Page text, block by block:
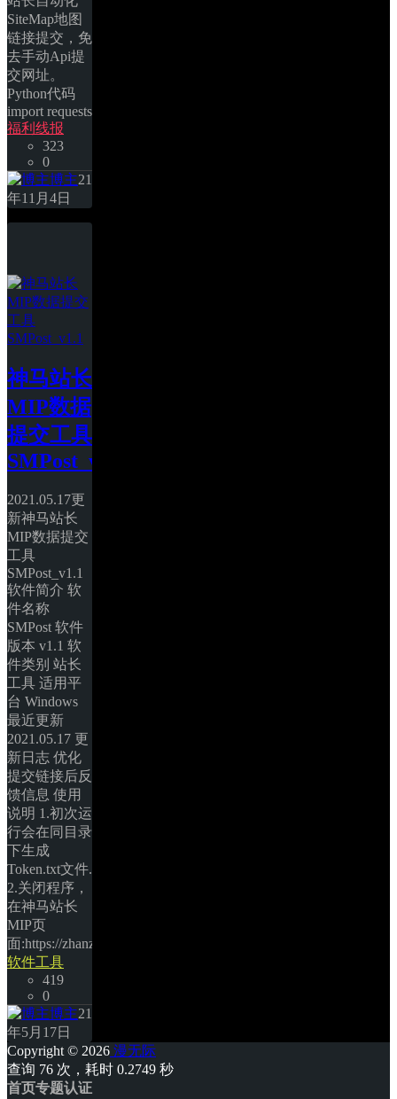
SiteMap地图
链接提交，免
去手动Api提
交网址。
Python代码
import requests import re def bing(urls): …
福利线报
323
0
博主21
年11月4日
神马站长
MIP数据
提交工具
SMPost_v1.1
2021.05.17更
新神马站长
MIP数据提交
工具
SMPost_v1.1
软件简介 软
件名称
SMPost 软件
版本 v1.1 软
件类别 站长
工具 适用平
台 Windows
最近更新
2021.05.17 更
新日志 优化
提交链接后反
馈信息 使用
说明 1.初次运
行会在同目录
下生成
Token.txt文件.
2.关闭程序，
在神马站长
MIP页
面:https://zhanzhang.sm.cn/open/m…
软件工具
419
0
博主21
年5月17日
Copyright © 2026 漫无际
查询 76 次，耗时 0.2749 秒
首页专题认证